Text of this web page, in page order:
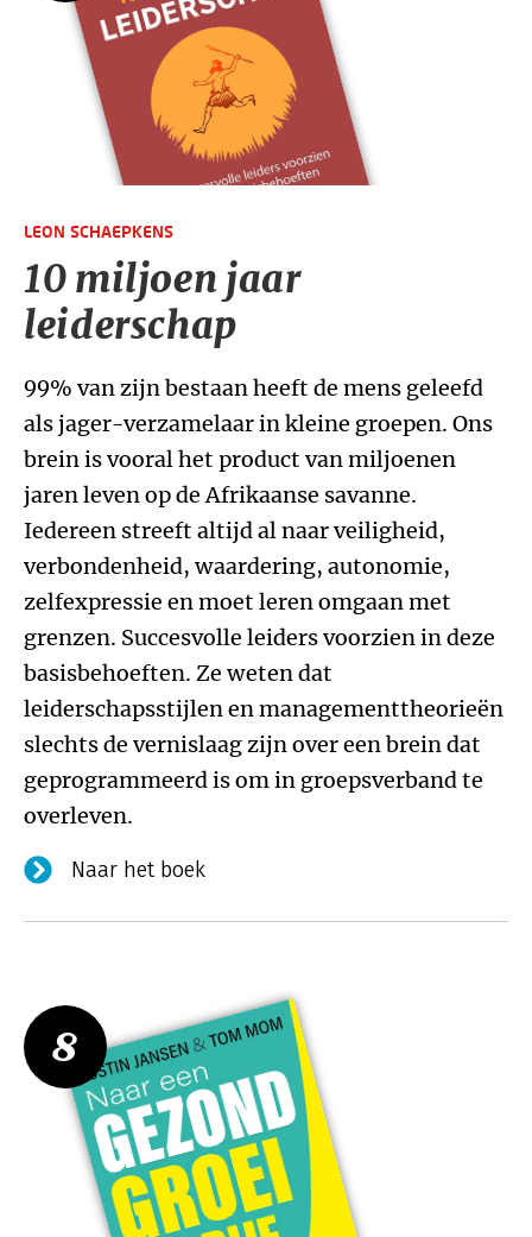
LEON SCHAEPKENS
10 miljoen jaar
leiderschap
99% van zijn bestaan heeft de mens geleefd
als jager-verzamelaar in kleine groepen. Ons
brein is vooral het product van miljoenen
jaren leven op de Afrikaanse savanne.
Iedereen streeft altijd al naar veiligheid,
verbondenheid, waardering, autonomie,
zelfexpressie en moet leren omgaan met
grenzen. Succesvolle leiders voorzien in deze
basisbehoeften. Ze weten dat
leiderschapsstijlen en managementtheorieën
slechts de vernislaag zijn over een brein dat
geprogrammeerd is om in groepsverband te
overleven.
Naar het boek
8